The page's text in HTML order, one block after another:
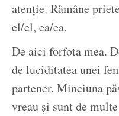
atenție. Rămâne
el/el, ea/ea.
De aici forfota mea.
de luciditatea unei
partener. Minciuna
vreau și sunt de